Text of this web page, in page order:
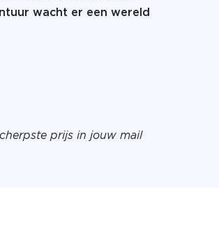
wacht er een wereld
prijs in jouw mail